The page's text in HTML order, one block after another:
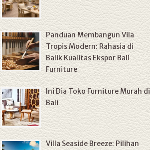
Panduan Membangun Vila
Tropis Modern: Rahasia di
Balik Kualitas Ekspor Bali
Furniture
Ini Dia Toko Furniture Murah di
Bali
Villa Seaside Breeze: Pilihan